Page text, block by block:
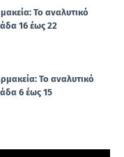
Το αναλυτικό
16 έως 22
Το αναλυτικό
6 έως 15